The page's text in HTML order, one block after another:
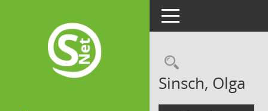
Toggle navigation
Sinsch, Olga